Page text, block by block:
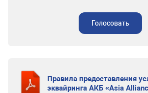
Голосовать
Правила предоставления
эквайринга АКБ «Asia